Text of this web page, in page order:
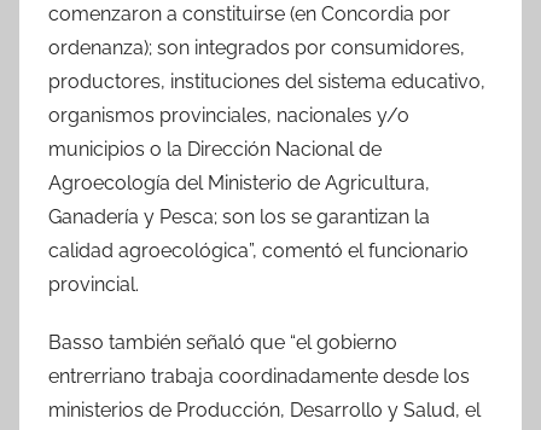
comenzaron a constituirse (en Concordia por
ordenanza); son integrados por consumidores,
productores, instituciones del sistema educativo,
organismos provinciales, nacionales y/o
municipios o la Dirección Nacional de
Agroecología del Ministerio de Agricultura,
Ganadería y Pesca; son los se garantizan la
calidad agroecológica”, comentó el funcionario
provincial.
Basso también señaló que “el gobierno
entrerriano trabaja coordinadamente desde los
ministerios de Producción, Desarrollo y Salud, el